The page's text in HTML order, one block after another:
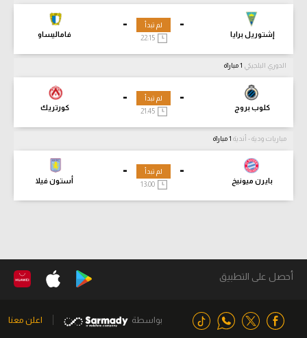
-
إشتوريل برايا
-
فاماليساو
لم تبدأ
22:15
الدوري البلجيكي
-
كلوب بروج
-
كورتريك
لم تبدأ
21:45
مباريات ودية - أندية
-
بايرن ميونيخ
-
أستون فيلا
لم تبدأ
13:00
أحصل على التطبيق
بواسطة اعلن معنا